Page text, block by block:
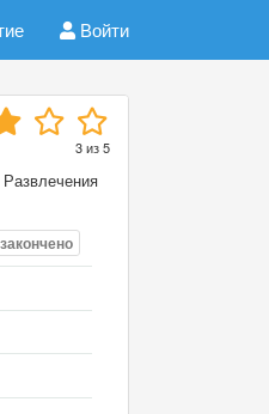
Войти
3из5
закончено